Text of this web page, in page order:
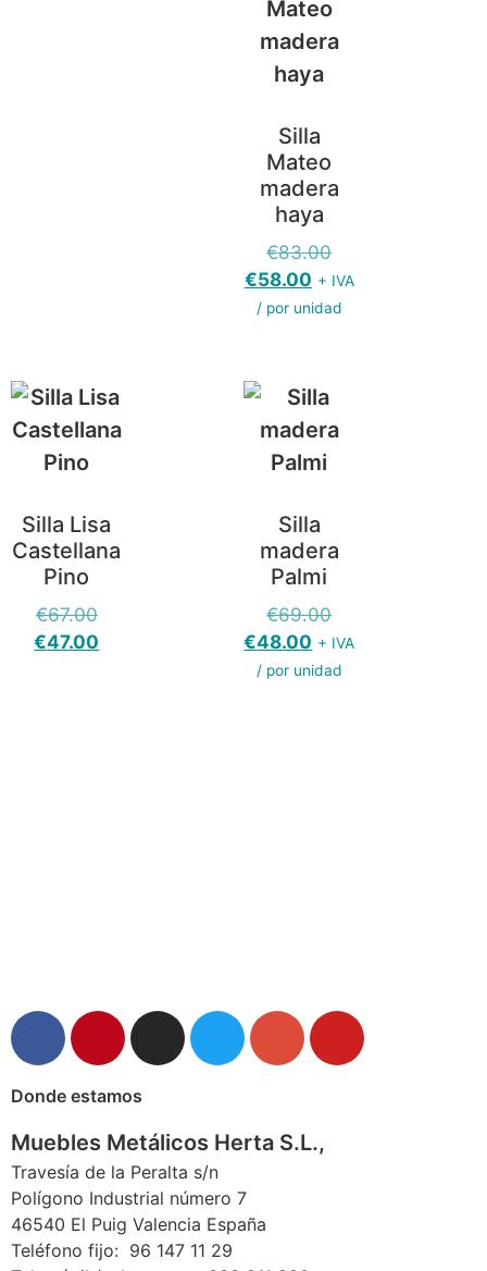
Silla
Mateo
madera
haya
€83.00
€58.00 + IVA
/ por unidad
Silla Lisa
Castellana
Pino
€67.00
€47.00
Silla
madera
Palmi
€69.00
€48.00 + IVA
/ por unidad
Donde estamos
Muebles Metálicos Herta S.L.,
Travesía de la Peralta s/n
Polígono Industrial número 7
46540 El Puig Valencia España
Teléfono fijo: 96 147 11 29